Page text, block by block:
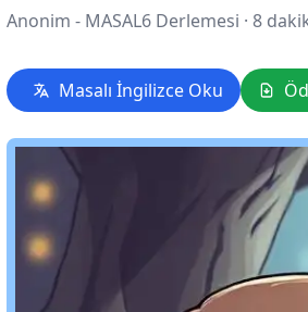
Anonim - MASAL6 Derlemesi · 8
Masalı İngilizce Oku